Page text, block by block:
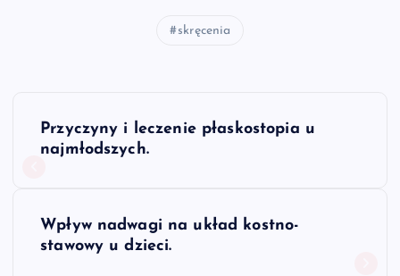
skręcenia
NPrzyczyny i leczenie płaskostopia u
najmłodszych.
Wpływ nadwagi na układ kostno-
stawowy u dzieci.